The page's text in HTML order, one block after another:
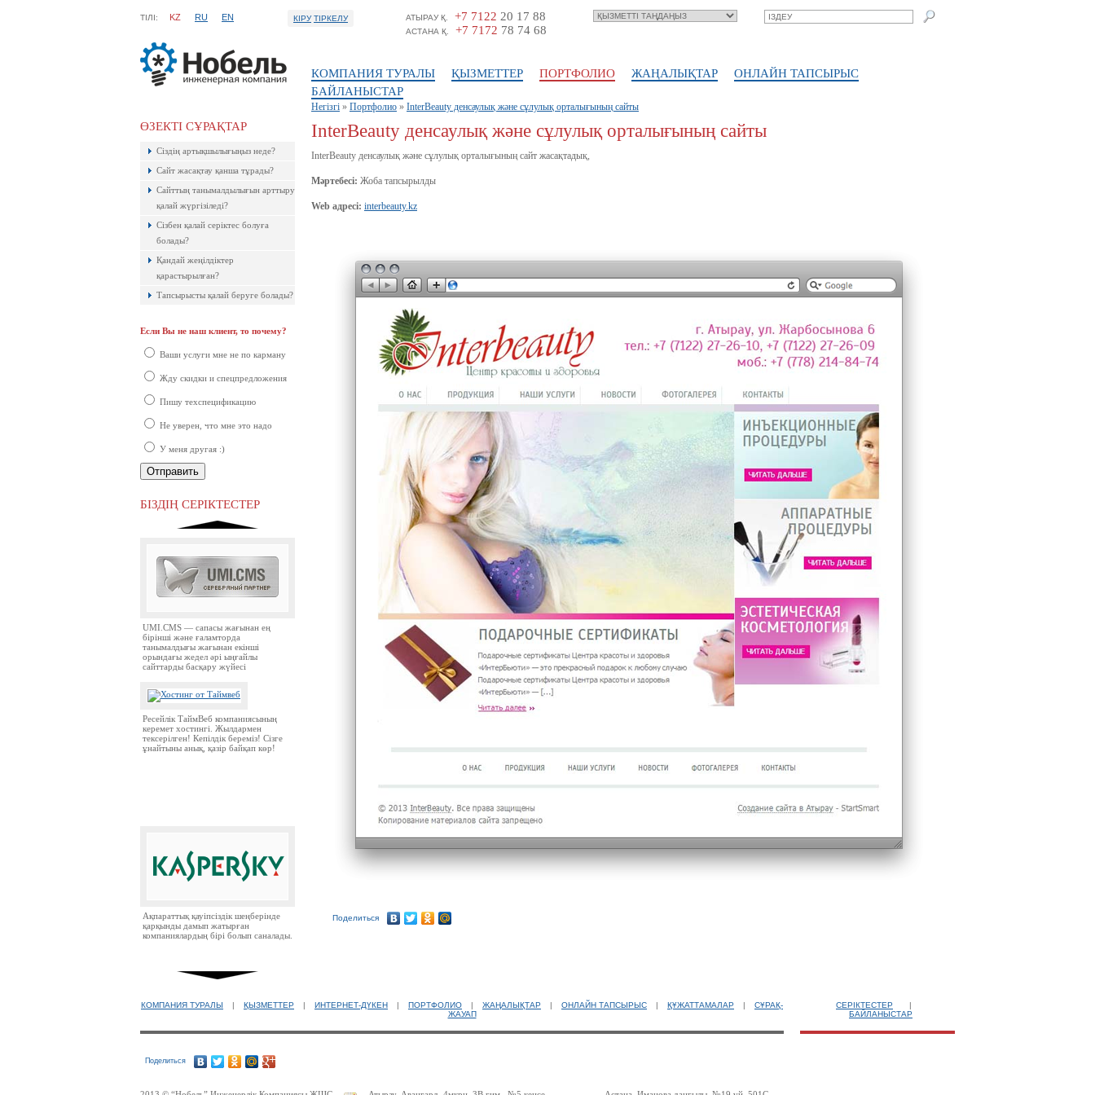
ТIЛI: KZ RU EN КІРУ ТІРКЕЛУ АТЫРАУ Қ. +7 7122 20 17 88
АСТАНА Қ. +7 7172 78 74 68
КОМПАНИЯ ТУРАЛЫ ҚЫЗМЕТТЕР ПОРТФОЛИО ЖАҢАЛЫҚТАР
ОНЛАЙН ТАПСЫРЫС
БАЙЛАНЫСТАР
ӨЗЕКТІ СҰРАҚТАР
Сіздің артықшылығыңыз неде?
Сайт жасақтау қанша тұрады?
Сайттың танымалдылығын арттыру
қалай жүргізіледі?
Сізбен қалай серіктес болуға
болады?
Қандай жеңілдіктер
қарастырылған?
Тапсырысты қалай беруге болады?
Если Вы не наш клиент, то почему?
Ваши услуги мне не по карману
Жду скидки и спецпредложения
Пишу техспецификацию
Не уверен, что мне это надо
У меня другая :)
БІЗДІҢ СЕРІКТЕСТЕР
керемет хостингі. Жылдармен
ұнайтыны анық, қазір байқап көр!
Ақпараттық қауіпсіздік шеңберінде
қарқынды дамып жатырған
компаниялардың бірі болып саналады.
Ресей нарығында бірінші орында
UMI.CMS — сапасы жағынан ең
бірінші және ғаламторда
танымалдығы жағынан екінші
орындағы жедел әрі ыңғайлы
сайттарды басқару жүйесі
Ресейлік ТаймВеб компаниясының
керемет хостингі. Жылдармен
тексерілген! Кепілдік береміз! Сізге
ұнайтыны анық, қазір байқап көр!
Ақпараттық қауіпсіздік шеңберінде
қарқынды дамып жатырған
компаниялардың бірі болып саналады.
Ресей нарығында бірінші орында
тұрған ірі компаниялардың бірі.
Негізгі » Портфолио » InterBeauty денсаулық және сұлулық орталығының сайты
InterBeauty денсаулық және сұлулық орталығының сайты
InterBeauty денсаулық және сұлулық орталығының сайт жасақтадық,
Мәртебесі: Жоба тапсырылды
Web адресі: interbeauty.kz
Поделиться
КОМПАНИЯ ТУРАЛЫ | ҚЫЗМЕТТЕР | ИНТЕРНЕТ-ДҮКЕН | ПОРТФОЛИО | ЖАҢАЛЫҚТАР | ОНЛАЙН ТАПСЫРЫС | ҚҰЖАТТАМАЛАР |
СҰРАҚ-
ЖАУАП
СЕРІКТЕСТЕР
|
БАЙЛАНЫСТАР
Поделиться